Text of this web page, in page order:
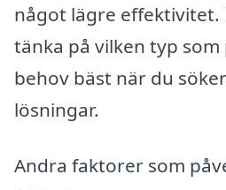
något lägre
tänka på vilken typ som
behov bäst när du
lösningar.
Andra faktorer som